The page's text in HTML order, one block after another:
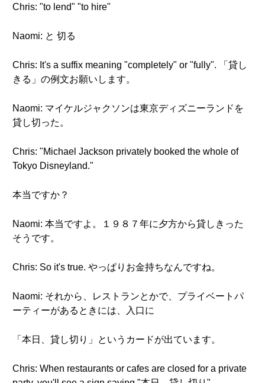
Chris: "to lend" "to hire"
Naomi: と 切る
Chris: It's a suffix meaning "completely" or "fully". 「貸し
きる」の例文お願いします。
Naomi: マイケルジャクソンは東京ディズニーランドを
貸し切った。
Chris: "Michael Jackson privately booked the whole of
Tokyo Disneyland."
本当ですか？
Naomi: 本当ですよ。１９８７年に夕方から貸しきった
そうです。
Chris: So it's true. やっぱりお金持ちなんですね。
Naomi: それから、レストランとかで、プライベートパ
ーティーがあるときには、入口に
「本日、貸し切り」というカードが出ています。
Chris: When restaurants or cafes are closed for a private